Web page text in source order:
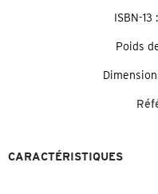
ISBN-13
Poids
CARACTÉRISTIQUES